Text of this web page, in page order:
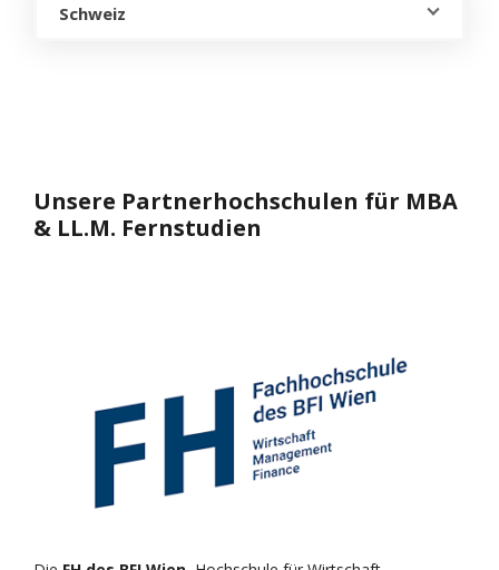
Schweiz
Unsere Partnerhochschulen für MBA
& LL.M. Fernstudien